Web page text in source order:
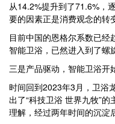
从14.2%提升到了71.6%，
要的因素正是消费观念的
目前中国的恩格尔系数已经
智能卫浴，已然进入到了螺
三是产品驱动，智能卫浴开
时间回到2023年3月，卫浴
出了“科技卫浴 世界九牧”的
理解，经过两年时间的沉淀